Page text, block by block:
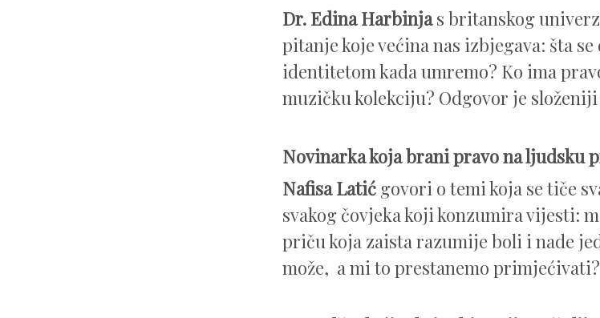
Dr. Edina Harbinjas britanskog
pitanje koje većina nas izbjegava: šta
identitetom kada umremo? Ko ima
muzičku kolekciju? Odgovor je
Novinarka koja brani pravo na ljudsku
Nafisa Latić govori o temi koja se tiče
svakog čovjeka koji konzumira vijesti:
priču koja zaista razumije boli i nade
može, a mi to prestanemo primjećivati?